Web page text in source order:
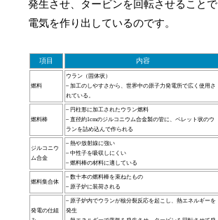
発生させ、タービンを回転させることで
電気を作り出しているのです。
項目 内容
燃料
ウラン（固体状）
– 加工のしやすさから、世界中の原子力発電所で広く使用さ
れている。
燃料棒
– 円柱形に加工されたウラン燃料
– 直径約1cmのジルコニウム合金製の管に、ペレット状のウ
ランを詰め込んで作られる
ジルコニウ
ム合金
– 熱や放射線に強い
– 中性子を吸収しにくい
– 燃料棒の材料に適している
燃料集合体
– 数十本の燃料棒を束ねたもの
– 原子炉に装荷される
発電の仕組
– 原子炉内でウランが核分裂反応を起こし、熱エネルギーを
発生